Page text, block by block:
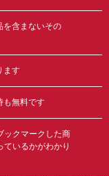
を含まないその
ます
も無料です
ックマークした商
いるかがわかり